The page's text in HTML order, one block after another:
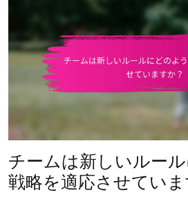
チームは新しいルー
戦略を適応させていま